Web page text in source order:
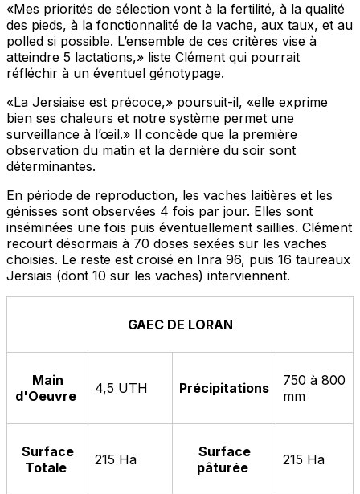
«Mes priorités de sélection vont à la fertilité, à la qualité
des pieds, à la fonctionnalité de la vache, aux taux, et au
polled si possible. L’ensemble de ces critères vise à
atteindre 5 lactations,» liste Clément qui pourrait
réfléchir à un éventuel génotypage.
«La Jersiaise est précoce,» poursuit-il, «elle exprime
bien ses chaleurs et notre système permet une
surveillance à l’œil.» Il concède que la première
observation du matin et la dernière du soir sont
déterminantes.
En période de reproduction, les vaches laitières et les
génisses sont observées 4 fois par jour. Elles sont
inséminées une fois puis éventuellement saillies. Clément
recourt désormais à 70 doses sexées sur les vaches
choisies. Le reste est croisé en Inra 96, puis 16 taureaux
Jersiais (dont 10 sur les vaches) interviennent.
GAEC DE LORAN
Main
d'Oeuvre
4,5 UTH Précipitations
750 à 800
mm
Surface
Totale
215 Ha
Surface
pâturée
215 Ha